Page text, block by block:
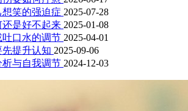
笑的强迫症 2025-07-28
是好不起来 2025-01-08
口水的调节 2025-04-01
提升认知 2025-09-06
与自我调节 2024-12-03